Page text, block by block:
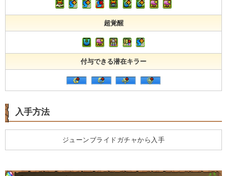
超覚醒
付与できる潜在キラー
入手方法
ジューンブライドガチャから入手